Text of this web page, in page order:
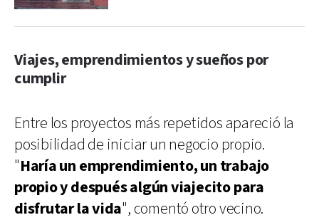
Viajes, emprendimientos y sueños por
cumplir
Entre los proyectos más repetidos apareció la
posibilidad de iniciar un negocio propio.
"Haría un emprendimiento, un trabajo
propio y después algún viajecito para
disfrutar la vida", comentó otro vecino.